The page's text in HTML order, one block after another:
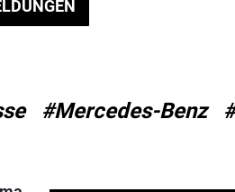
#Mercedes-Benz